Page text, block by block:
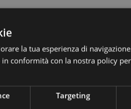
la tua esperienza di
conformità con la nostra policy
Targeting